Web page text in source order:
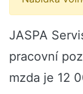
JASPA
pracovní
mzda je 12